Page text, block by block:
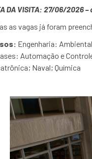
DA VISITA: 27/06/2026 –
as vagas já foram
Engenharia:
Automação e
Naval; Química